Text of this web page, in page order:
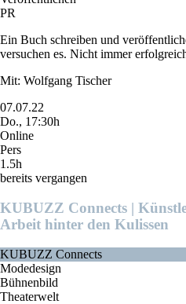
PR
Ein Buch schreiben und
versuchen es. Nicht immer
Mit: Wolfgang Tischer
07.07.22
Do., 17:30h
Online
Pers
1.5h
bereits vergangen
KUBUZZ Connects |
Arbeit hinter den Kulissen
KUBUZZ Connects
Modedesign
Bühnenbild
Theaterwelt